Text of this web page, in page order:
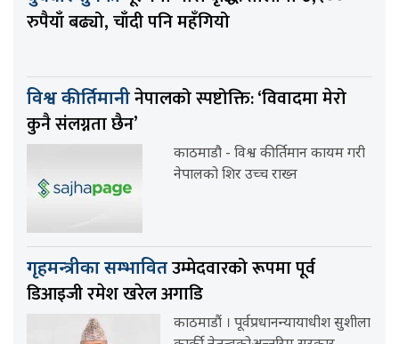
रुपैयाँ बढ्यो, चाँदी पनि महँगियो
विश्व कीर्तिमानीनेपालको स्पष्टोक्ति: ‘विवादमा मेरो
कुनै संलग्नता छैन’
काठमाडौ - विश्व कीर्तिमान कायम गरी
नेपालको शिर उच्च राख्न
गृहमन्त्रीका सम्भावितउम्मेदवारको रूपमा पूर्व
डिआइजी रमेश खरेल अगाडि
काठमाडौं । पूर्वप्रधानन्यायाधीश सुशीला